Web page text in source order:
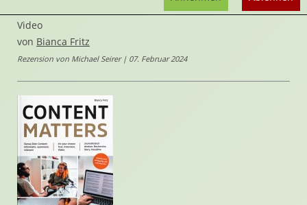
selbstständig oder im Unternehmen. Für Text, Podcast und
Video
von Bianca Fritz
Rezension von Michael Seirer | 07. Februar 2024